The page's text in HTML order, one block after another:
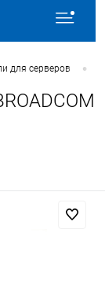
для серверов •